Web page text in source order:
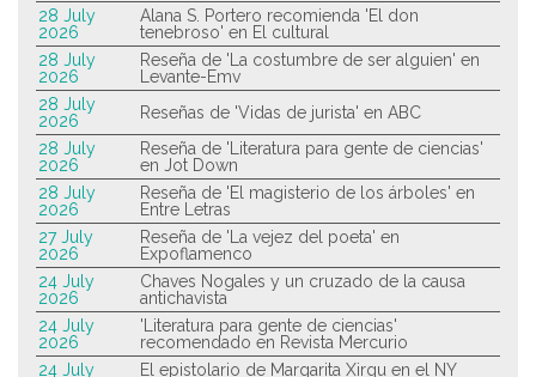
28 July
2026
Alana S. Portero recomienda 'El don
tenebroso' en El cultural
28 July
2026
Reseña de 'La costumbre de ser alguien' en
Levante-Emv
28 July
2026
Reseñas de 'Vidas de jurista' en ABC
28 July
2026
Reseña de 'Literatura para gente de ciencias'
en Jot Down
28 July
2026
Reseña de 'El magisterio de los árboles' en
Entre Letras
27 July
2026
Reseña de 'La vejez del poeta' en
Expoflamenco
24 July
2026
Chaves Nogales y un cruzado de la causa
antichavista
24 July
2026
'Literatura para gente de ciencias'
recomendado en Revista Mercurio
24 July
El epistolario de Margarita Xirgu en el NY